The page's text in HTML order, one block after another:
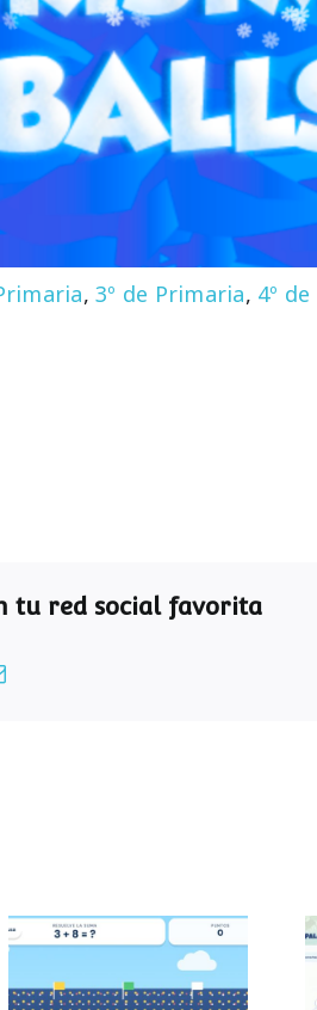
,3º de Primaria, 4º
tu red social favorita